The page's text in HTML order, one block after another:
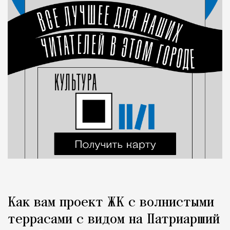
Как вам проект ЖК с волнистыми
террасами с видом на Патриарший